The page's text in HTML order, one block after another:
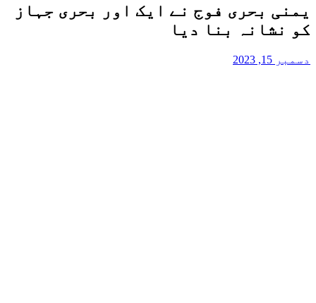
یمنی بحری فوج نے ایک اور بحری جہاز
کو نشانہ بنا دیا
دسمبر 15, 2023